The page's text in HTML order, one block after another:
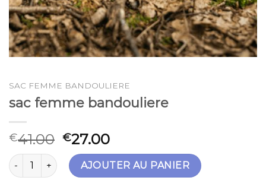
SAC FEMME BANDOULIERE
sac femme bandouliere
€41.00 €27.00
quantité de sac femme bandouliere
AJOUTER AU PANIER